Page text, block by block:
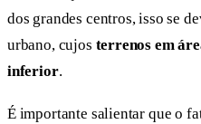
dos grandes centros, isso se
urbano, cujos terrenos em
inferior.
É importante salientar que o